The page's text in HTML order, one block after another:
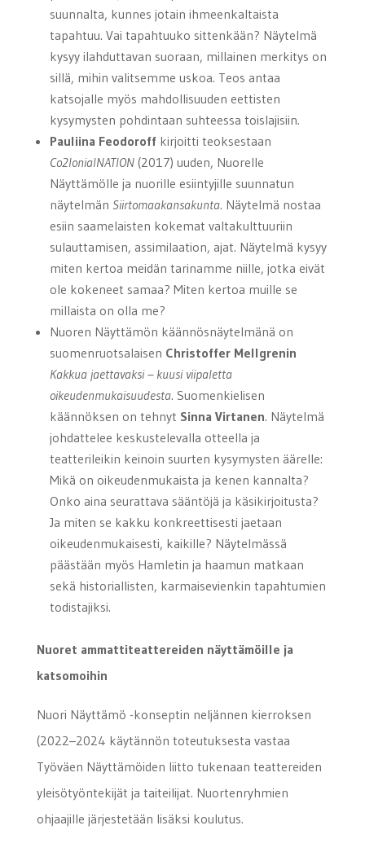
suunnalta, kunnes jotain ihmeenkaltaista
tapahtuu. Vai tapahtuuko sittenkään? Näytelmä
kysyy ilahduttavan suoraan, millainen merkitys on
sillä, mihin valitsemme uskoa. Teos antaa
katsojalle myös mahdollisuuden eettisten
kysymysten pohdintaan suhteessa toislajisiin.
Pauliina Feodoroffkirjoitti teoksestaan
Co2lonialNATION (2017) uuden, Nuorelle
Näyttämölle ja nuorille esiintyjille suunnatun
näytelmän Siirtomaakansakunta. Näytelmä nostaa
esiin saamelaisten kokemat valtakulttuuriin
sulauttamisen, assimilaation, ajat. Näytelmä kysyy
miten kertoa meidän tarinamme niille, jotka eivät
ole kokeneet samaa? Miten kertoa muille se
millaista on olla me?
Nuoren Näyttämön käännösnäytelmänä on
suomenruotsalaisen Christoffer Mellgrenin
Kakkua jaettavaksi – kuusi viipaletta
oikeudenmukaisuudesta. Suomenkielisen
käännöksen on tehnyt Sinna Virtanen. Näytelmä
johdattelee keskustelevalla otteella ja
teatterileikin keinoin suurten kysymysten äärelle:
Mikä on oikeudenmukaista ja kenen kannalta?
Onko aina seurattava sääntöjä ja käsikirjoitusta?
Ja miten se kakku konkreettisesti jaetaan
oikeudenmukaisesti, kaikille? Näytelmässä
päästään myös Hamletin ja haamun matkaan
sekä historiallisten, karmaisevienkin tapahtumien
todistajiksi.
Nuoret ammattiteattereiden näyttämöille ja
katsomoihin
Nuori Näyttämö -konseptin neljännen kierroksen
(2022–2024 käytännön toteutuksesta vastaa
Työväen Näyttämöiden liitto tukenaan teattereiden
yleisötyöntekijät ja taiteilijat. Nuortenryhmien
ohjaajille järjestetään lisäksi koulutus.